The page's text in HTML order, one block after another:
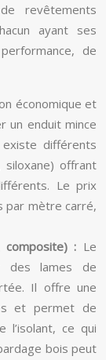
revêtements
ayant ses
de
économique et
un enduit mince
existe différents
siloxane) offrant
Le prix
par mètre carré,
composite) : Le
des lames de
Il offre une
et permet de
l’isolant, ce qui
bois peut